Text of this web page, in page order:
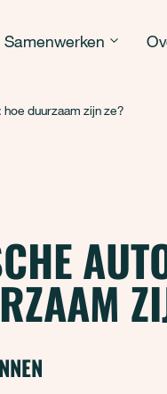
Samenwerken
hoe duurzaam zijn ze?